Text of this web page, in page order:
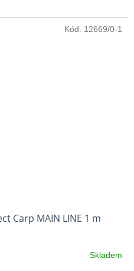
Carp MAIN LINE 1 m
Skladem
Kód: 12669/0-1